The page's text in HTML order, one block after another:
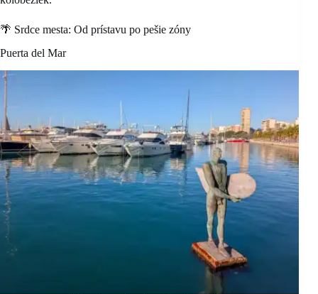
🌴 Srdce mesta: Od prístavu po pešie zóny
Puerta del Mar